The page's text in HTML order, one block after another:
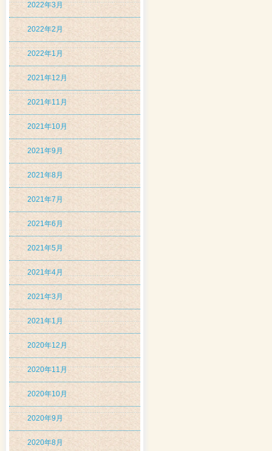
2022年3月
2022年2月
2022年1月
2021年12月
2021年11月
2021年10月
2021年9月
2021年8月
2021年7月
2021年6月
2021年5月
2021年4月
2021年3月
2021年1月
2020年12月
2020年11月
2020年10月
2020年9月
2020年8月